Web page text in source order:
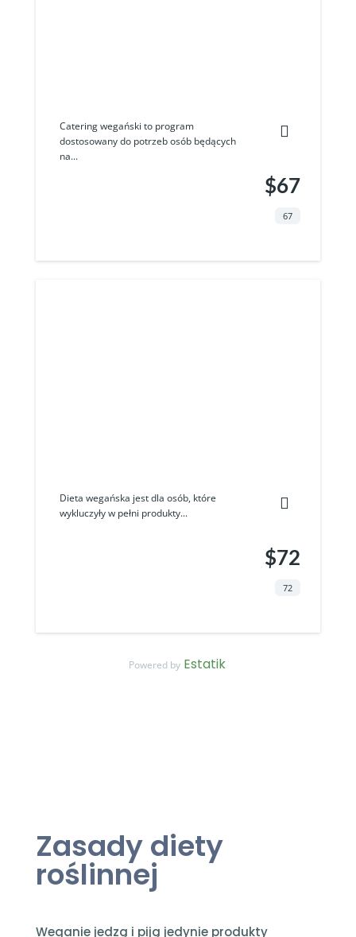
Catering wegański to program
dostosowany do potrzeb osób będących
na...
$67
67
Dieta wegańska jest dla osób, które
wykluczyły w pełni produkty...
$72
72
Powered by Estatik
Zasady diety
roślinnej
Weganie jedzą i piją jedynie produkty